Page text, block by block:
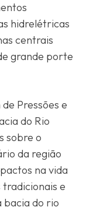
hidrelétricas
centrais
grande porte
Pressões e
do Rio
sobre o
da região
na vida
tradicionais e
bacia do rio